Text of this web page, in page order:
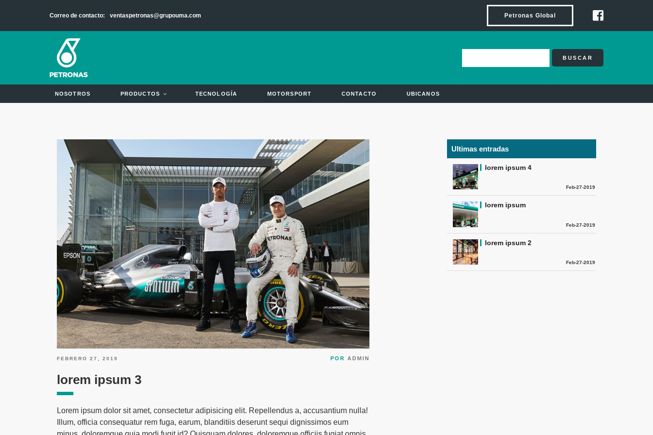
Correo de contacto: ventaspetronas@grupouma.com Petronas Global
BUSCAR
NOSOTROS PRODUCTOS TECNOLOGÍA MOTORSPORT CONTACTO UBICANOS
PUBLICADO
FEBRERO 27, 2019 POR ADMIN
lorem ipsum 3
Lorem ipsum dolor sit amet, consectetur adipisicing elit. Repellendus a, accusantium nulla!
Illum, officia consequatur rem fuga, earum, blanditiis deserunt sequi dignissimos eum
Ultimas entradas
lorem ipsum 4
Feb-27-2019
lorem ipsum
Feb-27-2019
lorem ipsum 2
Feb-27-2019